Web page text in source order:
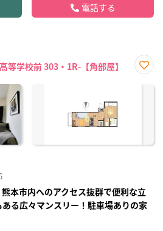
電話する
等学校前 303・1R-【角部屋】
に入
熊本市内へのアクセス抜群で便利な立
る広々マンスリー！駐車場ありの家